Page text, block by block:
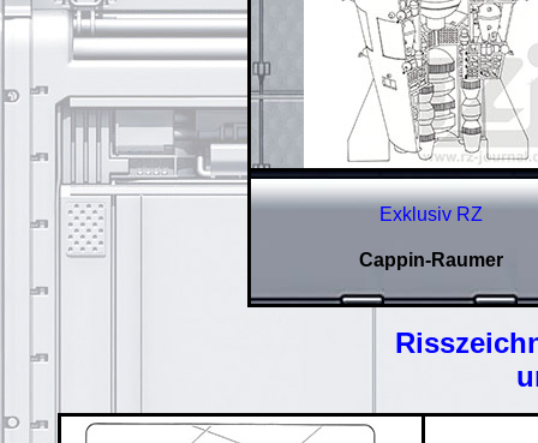
Exklusiv RZ
Cappin-Raumer